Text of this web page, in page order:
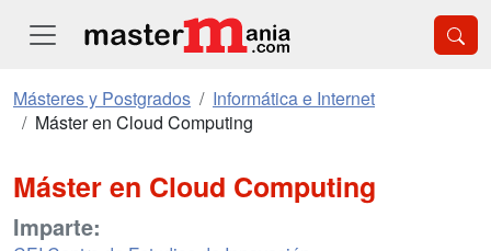
Másteres y Postgrados
Informática e Internet
Máster en Cloud Computing
Máster en Cloud Computing
Imparte: